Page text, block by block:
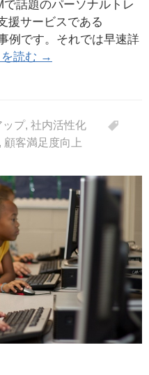
で話題のパーソナルトレ
援サービスである
例です。それでは早速詳
読む →
ップ, 社内活性化
, 顧客満足度向上